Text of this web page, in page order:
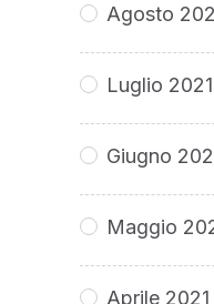
Agosto
Luglio 2021
Giugno
Maggio
Aprile 2021